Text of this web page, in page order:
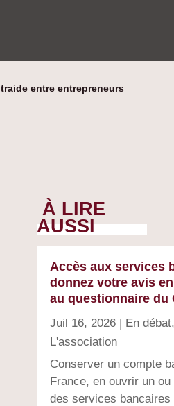
entre entrepreneurs
À LIRE
AUSSI
Accès aux services
donnez votre avis
au questionnaire du
Juil 16, 2026| En débat,
L'association
Conserver un compte
France, en ouvrir un
des services bancaires